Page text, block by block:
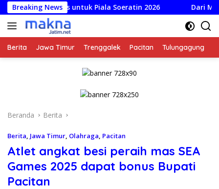
Langsung
ke
konten
Breaking News
Dirilis untuk Piala Soeratin 2026 Dari Mustahik Jadi
Berita Jawa Timur Trenggalek Pacitan Tulungagung
Beranda Berita
Berita Jawa Timur Olahraga Pacitan
Atlet angkat besi peraih mas SEA
Games 2025 dapat bonus Bupati
Pacitan